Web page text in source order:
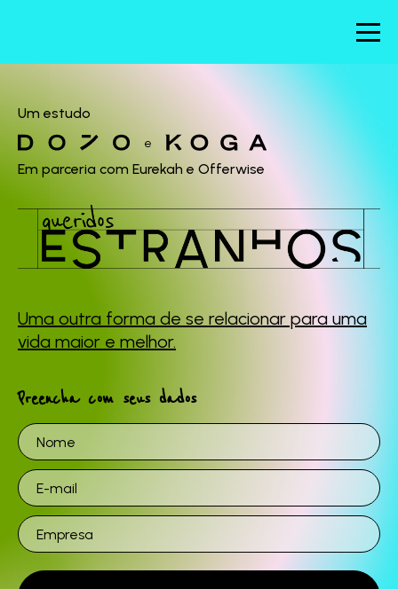
Um estudo
e
Em parceria com Eurekah e Offerwise
Uma outra forma de se relacionar para uma
vida maior e melhor.
Preencha com seus dados